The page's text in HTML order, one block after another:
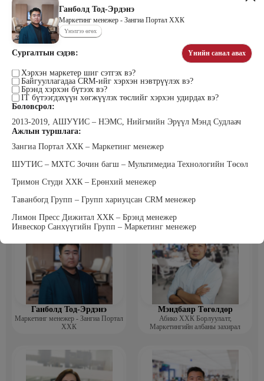
Ганболд Тод-Эрдэнэ
Маркетинг менежер - Зангиа Портал ХХК
Үнэлгээ өгөх
Сургалтын сэдэв: Үнийн санал авах
Хэрхэн маркетер шиг сэтгэх вэ?
Байгууллагадаа CRM-ийг хэрхэн нэвтрүүлэх вэ?
Брэнд хэрхэн бүтээх вэ?
IT бүтээгдэхүүн хөгжүүлэх төслийг хэрхэн удирдах вэ?
Боловсрол:
2013-2019, АШУҮИС – НЭМС, Нийгмийн Эрүүл Мэнд Судлаач
Ажлын туршлага:
Зангиа Портал ХХК – Маркетинг менежер
ШУТИС – МХТС Зочин багш – Мультимедиа Технологийн Төсөл
Тримон Студи ХХК – Ерөнхий менежер
Таванбогд Групп – Групп хариуцсан CRM менежер
Лимон Пресс Дижитал ХХК – Брэнд менежер
Инвескор Санхүүгийн Групп – Маркетинг менежер
Цэдэндамба Нарантуяа
Наран анд консалтинг” ХХК-ийн
Бээжин Солонгоо
Франклинкови Монгол ХХК
гүйцэтгэх захирал, Манлайллын
сэтгэлзүйч
Уранбор Сэмбэрүү
Прус Центр ХХК-ийн Хяналт
шинжилгээ үнэлгээний дарга
ISO4500; ISO9001 нэгдсэн
Болор Үйлсийн Үндэс ТББ-ийн
үүсгэн байгуулагч, Зүрх сэтгэлийн
карьер сургалтын төвийн нийгмийн
Ганболд Тод-Эрдэнэ
Маркетинг менежер - Зангиа Портал
ХХК
Мэндбаяр Төгөлдөр
Абико ХХК Борлуулалт,
Маркетингийн албаны захирал